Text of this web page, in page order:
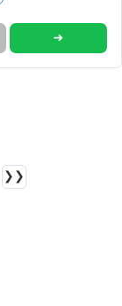
➜
❯❯